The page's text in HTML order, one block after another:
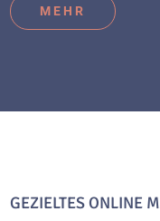
MEHR
GEZIELTES ONLINE